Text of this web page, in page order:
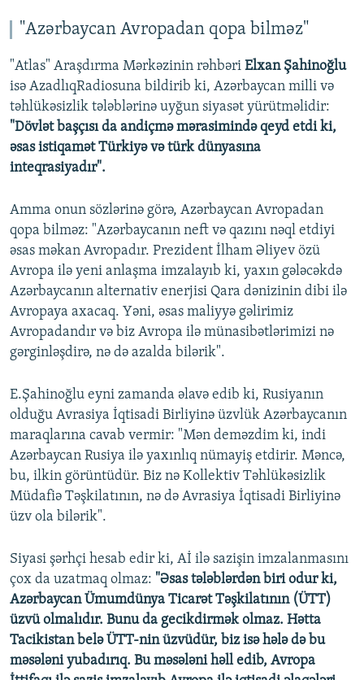
"Azərbaycan Avropadan qopa bilməz"
"Atlas" Araşdırma Mərkəzinin rəhbəri Elxan Şahinoğlu
isə AzadlıqRadiosuna bildirib ki, Azərbaycan milli və
təhlükəsizlik tələblərinə uyğun siyasət yürütməlidir:
"Dövlət başçısı da andiçmə mərasimində qeyd etdi ki,
əsas istiqamət Türkiyə və türk dünyasına
inteqrasiyadır".
Amma onun sözlərinə görə, Azərbaycan Avropadan
qopa bilməz: "Azərbaycanın neft və qazını nəql etdiyi
əsas məkan Avropadır. Prezident İlham Əliyev özü
Avropa ilə yeni anlaşma imzalayıb ki, yaxın gələcəkdə
Azərbaycanın alternativ enerjisi Qara dənizinin dibi ilə
Avropaya axacaq. Yəni, əsas maliyyə gəlirimiz
Avropadandır və biz Avropa ilə münasibətlərimizi nə
gərginləşdirə, nə də azalda bilərik".
E.Şahinoğlu eyni zamanda əlavə edib ki, Rusiyanın
olduğu Avrasiya İqtisadi Birliyinə üzvlük Azərbaycanın
maraqlarına cavab vermir: "Mən deməzdim ki, indi
Azərbaycan Rusiya ilə yaxınlıq nümayiş etdirir. Məncə,
bu, ilkin görüntüdür. Biz nə Kollektiv Təhlükəsizlik
Müdafiə Təşkilatının, nə də Avrasiya İqtisadi Birliyinə
üzv ola bilərik".
Siyasi şərhçi hesab edir ki, Aİ ilə sazişin imzalanmasını
çox da uzatmaq olmaz: "Əsas tələblərdən biri odur ki,
Azərbaycan Ümumdünya Ticarət Təşkilatının (ÜTT)
üzvü olmalıdır. Bunu da gecikdirmək olmaz. Hətta
Tacikistan belə ÜTT-nin üzvüdür, biz isə hələ də bu
məsələni yubadırıq. Bu məsələni həll edib, Avropa